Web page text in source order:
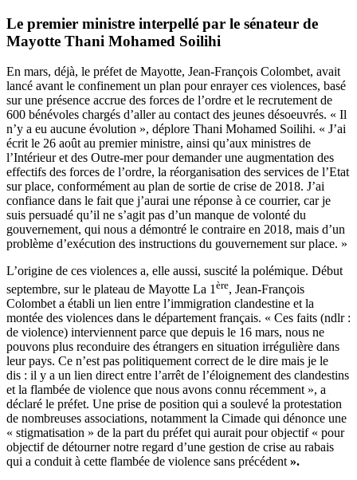
Le premier ministre interpellé par le sénateur de
Mayotte Thani Mohamed Soilihi
En mars, déjà, le préfet de Mayotte, Jean-François Colombet, avait
lancé avant le confinement un plan pour enrayer ces violences, basé
sur une présence accrue des forces de l’ordre et le recrutement de
600 bénévoles chargés d’aller au contact des jeunes désoeuvrés. « Il
n’y a eu aucune évolution », déplore Thani Mohamed Soilihi. « J’ai
écrit le 26 août au premier ministre, ainsi qu’aux ministres de
l’Intérieur et des Outre-mer pour demander une augmentation des
effectifs des forces de l’ordre, la réorganisation des services de l’Etat
sur place, conformément au plan de sortie de crise de 2018. J’ai
confiance dans le fait que j’aurai une réponse à ce courrier, car je
suis persuadé qu’il ne s’agit pas d’un manque de volonté du
gouvernement, qui nous a démontré le contraire en 2018, mais d’un
problème d’exécution des instructions du gouvernement sur place. »
L’origine de ces violences a, elle aussi, suscité la polémique. Début
septembre, sur le plateau de Mayotte La 1 ère, Jean-François
Colombet a établi un lien entre l’immigration clandestine et la
montée des violences dans le département français. « Ces faits (ndlr :
de violence) interviennent parce que depuis le 16 mars, nous ne
pouvons plus reconduire des étrangers en situation irrégulière dans
leur pays. Ce n’est pas politiquement correct de le dire mais je le
dis : il y a un lien direct entre l’arrêt de l’éloignement des clandestins
et la flambée de violence que nous avons connu récemment », a
déclaré le préfet. Une prise de position qui a soulevé la protestation
de nombreuses associations, notamment la Cimade qui dénonce une
« stigmatisation » de la part du préfet qui aurait pour objectif « pour
objectif de détourner notre regard d’une gestion de crise au rabais
qui a conduit à cette flambée de violence sans précédent ».